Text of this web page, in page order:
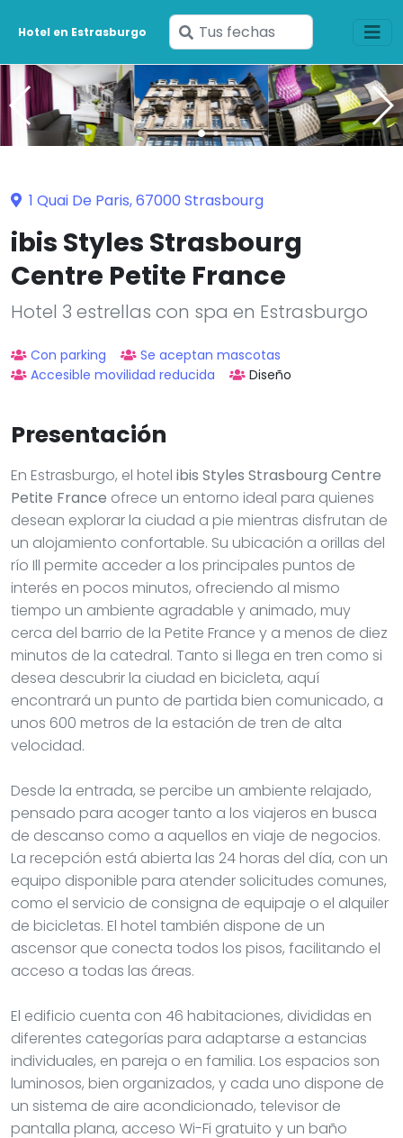
Hotel en Estrasburgo
Ingresa
tus
fechas
1 Quai De Paris, 67000 Strasbourg
ibis Styles Strasbourg
Centre Petite France
Hotel 3 estrellas con spa en Estrasburgo
Con parking
Se aceptan mascotas
Accesible movilidad reducida
Diseño
Presentación
En Estrasburgo, el hotel ibis Styles Strasbourg Centre
Petite France ofrece un entorno ideal para quienes
desean explorar la ciudad a pie mientras disfrutan de
un alojamiento confortable. Su ubicación a orillas del
río Ill permite acceder a los principales puntos de
interés en pocos minutos, ofreciendo al mismo
tiempo un ambiente agradable y animado, muy
cerca del barrio de la Petite France y a menos de diez
minutos de la catedral. Tanto si llega en tren como si
desea descubrir la ciudad en bicicleta, aquí
encontrará un punto de partida bien comunicado, a
unos 600 metros de la estación de tren de alta
velocidad.
Desde la entrada, se percibe un ambiente relajado,
pensado para acoger tanto a los viajeros en busca
de descanso como a aquellos en viaje de negocios.
La recepción está abierta las 24 horas del día, con un
equipo disponible para atender solicitudes comunes,
como el servicio de consigna de equipaje o el alquiler
de bicicletas. El hotel también dispone de un
ascensor que conecta todos los pisos, facilitando el
acceso a todas las áreas.
El edificio cuenta con 46 habitaciones, divididas en
diferentes categorías para adaptarse a estancias
individuales, en pareja o en familia. Los espacios son
luminosos, bien organizados, y cada uno dispone de
un sistema de aire acondicionado, televisor de
pantalla plana, acceso Wi-Fi gratuito y un baño